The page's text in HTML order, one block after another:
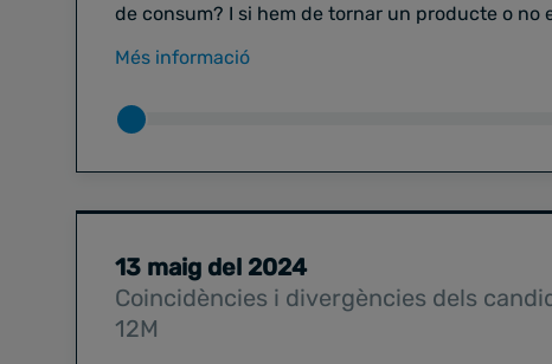
de consum? I si hem de tornar un producte o no
consum
Més informació
13 maig del 2024
Coincidències i divergències dels
12M